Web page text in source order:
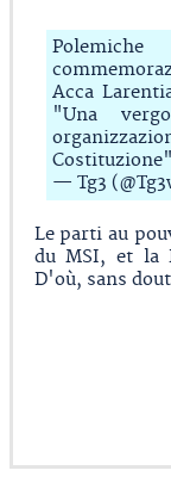
Acca
"Una
Costituzione"
— Tg3
Le parti au
du MSI, et la
D'où, sans